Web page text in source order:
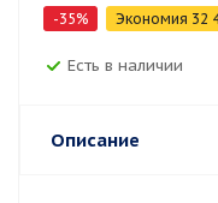
-35% Экономия 32
Есть в наличии
Описание